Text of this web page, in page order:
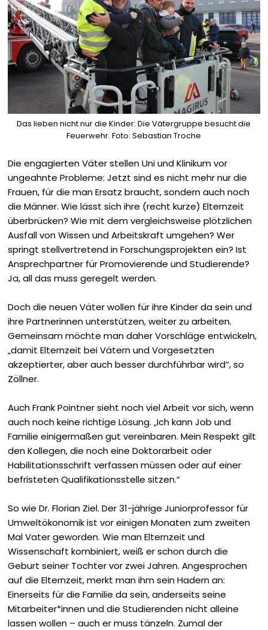
Das lieben nicht nur die Kinder: Die Vätergruppe besucht die
Feuerwehr. Foto: Sebastian Troche
Die engagierten Väter stellen Uni und Klinikum vor
ungeahnte Probleme: Jetzt sind es nicht mehr nur die
Frauen, für die man Ersatz braucht, ­sondern auch noch
die Männer. Wie lässt sich ihre (recht kurze) Elternzeit
überbrücken? Wie mit dem vergleichsweise plötz­lichen
Ausfall von Wissen und Arbeitskraft ­umgehen? Wer
springt stellvertretend in Forschungsprojekten ein? Ist
Ansprechpartner für Promovierende und ­Studierende?
Ja, all das muss geregelt werden.
Doch die neuen Väter wollen für ihre Kinder da sein und
ihre Partnerinnen unterstützen, weiter zu arbeiten.
Gemeinsam möchte man daher Vorschläge entwickeln,
„damit Elternzeit bei Vätern und Vorgesetzten
akzeptierter, aber auch besser durchführbar wird“, so
Zöllner.
Auch Frank Pointner sieht noch viel Arbeit vor sich, wenn
auch noch keine richtige Lösung. „Ich kann Job und
Familie einigermaßen gut vereinbaren. Mein Respekt gilt
den Kollegen, die noch eine Doktorarbeit oder
Habilitationsschrift verfassen müssen oder auf einer
befris­teten Qualifikationsstelle sitzen.“
So wie Dr. Florian Ziel. Der 31-jährige Juniorprofessor für
Umweltökonomik ist vor einigen Monaten zum zweiten
Mal Vater geworden. Wie man Elternzeit und
Wissenschaft kombiniert, weiß er schon durch die
Geburt seiner Tochter vor zwei Jahren. Angesprochen
auf die Elternzeit, merkt man ihm sein Hadern an:
Einerseits für die Familie da sein, anderseits seine
Mitarbeiter*innen und die Studierenden nicht alleine
lassen wollen – auch er muss tänzeln. Zumal der